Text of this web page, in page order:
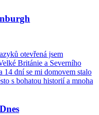
otevřená jsem
Británie a Severního
14 dní se mi domovem stalo
s bohatou historií a mnoha